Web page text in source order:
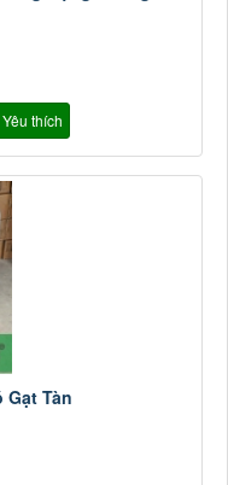
Yêu thích
Gạt Tàn